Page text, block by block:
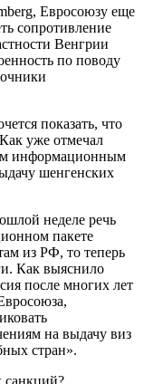
Евросоюзу еще
сопротивление
Венгрии
по поводу
показать, что
уже отмечал
информационным
шенгенских
неделе речь
пакете
из РФ, то теперь
Как выяснило
после многих лет
на выдачу виз
стран».